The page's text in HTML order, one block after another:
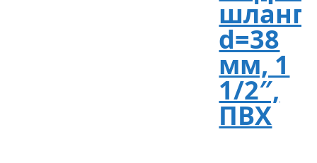
d=38
мм, 1
1/2″,
ПВХ